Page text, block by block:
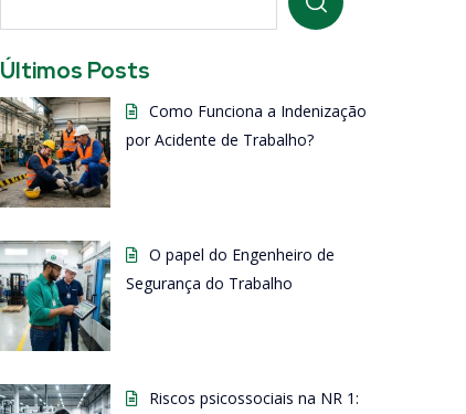
Últimos Posts
Como Funciona a Indenização
por Acidente de Trabalho?
O papel do Engenheiro de
Segurança do Trabalho
Riscos psicossociais na NR 1: